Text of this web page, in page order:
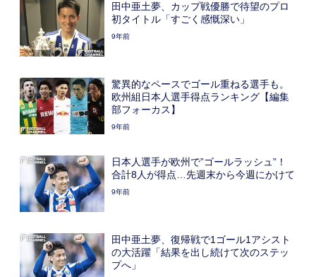
田中亜土夢、カップ戦優勝で待望のプロ
初タイトル「すごく感慨深い」
9年前
驚異的なペースでゴール重ねる選手も。
欧州組日本人選手得点ランキング【編集
部フォーカス】
9年前
日本人選手が欧州で”ゴールラッシュ”！
合計8人が得点…先週末から今週にかけて
9年前
田中亜土夢、復帰戦で1ゴール1アシスト
の大活躍「結果を出し続けて次のステッ
プへ」